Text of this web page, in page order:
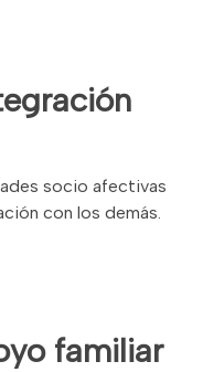
socio afectivas
con los demás.
familiar